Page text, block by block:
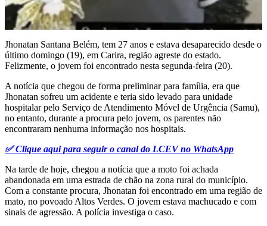
Jhonatan Santana Belém, tem 27 anos e estava desaparecido desde o
último domingo (19), em Carira, região agreste do estado.
Felizmente, o jovem foi encontrado nesta segunda-feira (20).
A notícia que chegou de forma preliminar para família, era que
Jhonatan sofreu um acidente e teria sido levado para unidade
hospitalar pelo Serviço de Atendimento Móvel de Urgência (Samu),
no entanto, durante a procura pelo jovem, os parentes não
encontraram nenhuma informação nos hospitais.
✅ Clique aqui para seguir o canal do LCEV no WhatsApp
Na tarde de hoje, chegou a notícia que a moto foi achada
abandonada em uma estrada de chão na zona rural do município.
Com a constante procura, Jhonatan foi encontrado em uma região de
mato, no povoado Altos Verdes. O jovem estava machucado e com
sinais de agressão. A polícia investiga o caso.